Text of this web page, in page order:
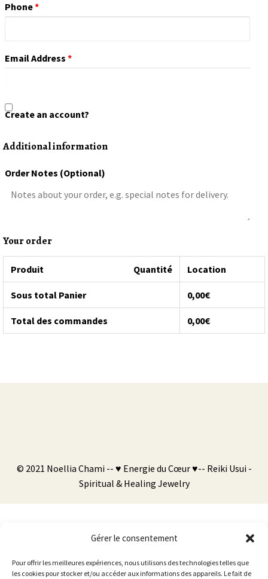
Gérer le consentement
Pour offrir les meilleures expériences, nous utilisons des technologies telles que
les cookies pour stocker et/ou accéder aux informations des appareils. Le fait de
Phone*
Email Address *
Create an account?
Additional information
Order Notes (optional)
Your order
Produit Quantité Location
Sous total Panier 0,00€
Total des commandes 0,00€
© 2021 Noellia Chami -- ♥ Energie du Cœur ♥-- Reiki Usui -
Spiritual & Healing Jewelry